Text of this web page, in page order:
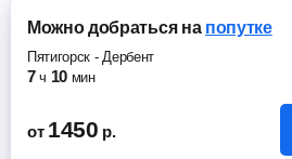
Можно добратьсяна попутке
Пятигорск -Дербент
7 ч 10 мин
от 1450 р.